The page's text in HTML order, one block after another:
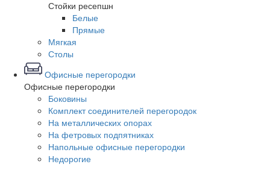
Стойки ресепшн
Белые
Прямые
Мягкая
Столы
Офисные перегородки
Офисные перегородки
Боковины
Комплект соединителей перегородок
На металлических опорах
На фетровых подпятниках
Напольные офисные перегородки
Недорогие